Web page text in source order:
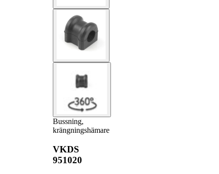
Bussning,
krängningshämare
VKDS
951020